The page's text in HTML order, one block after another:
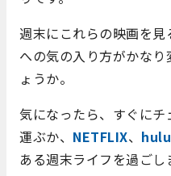
週末にこれらの映画を
への気の入り方がかな
ょうか。
気になったら、すぐにチ
運ぶか、 NETFLIX、 hulu
ある週末ライフを過ごし